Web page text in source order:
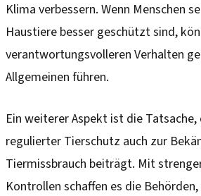
Klima verbessern. Wenn Menschen
Haustiere besser geschützt sind,
verantwortungsvolleren Verhalten
Allgemeinen führen.
Ein weiterer Aspekt ist die
regulierter Tierschutz auch zur
Tiermissbrauch beiträgt. Mit
Kontrollen schaffen es die